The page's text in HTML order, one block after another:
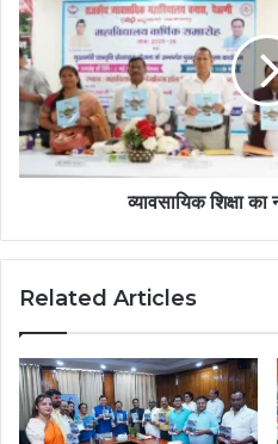
व्यावसायिक शिक्षा
Related Articles